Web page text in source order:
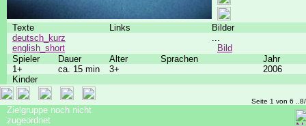
Texte Links
Bilder
deutsch_kurz
english_short
...
Bild
Spieler
Dauer Alter Sprachen
Jahr
1+
ca. 15 min 3+
2006
Kinder
Seite 1 von 6
Zielgruppe noch nicht
zugeordnet